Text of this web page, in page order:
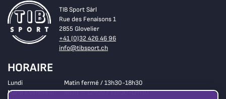
TIB Sport Sàrl
Rue des Fenaisons 1
2855 Glovelier
+41 (0)32 426 46 96
info@tibsport.ch
HORAIRE
Lundi
Matin fermé / 13h30-18h30
Mardi à vendredi
8h30 – 12h00 / 13h30-18h30